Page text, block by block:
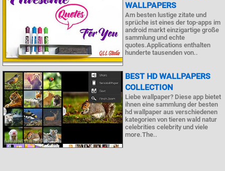
WALLPAPERS
Am besten lustige zitate und
sprüche ist eines der top-apps im
android markt einzigartige große
sammlung und echte
quotes.Applications enthalten
hunderte tausenden von..
BEST HD WALLPAPERS
COLLECTION
Liebe wallpaper? Diese app bietet
ihnen eine sammlung der besten
hd wallpaper aus verschiedenen
kategorien von tieren wald natur
celebrities celebrity und viele
more.The..